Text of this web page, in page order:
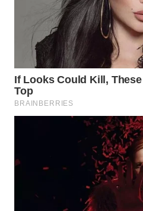
WN
GORONTALO
WN
SULUT
WN
MALUKU
WN